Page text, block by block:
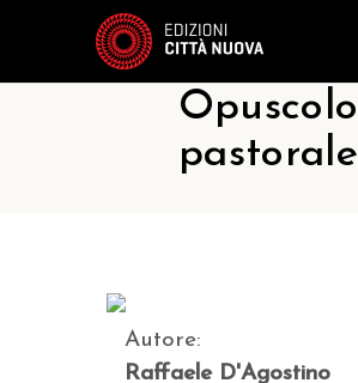
Opuscolo
pastorale
Autore:
Raffaele D'Agostino